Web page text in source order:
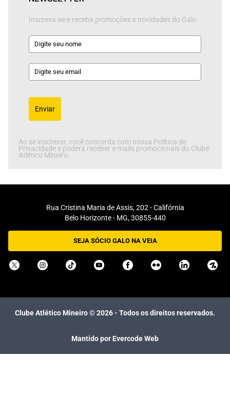
Inscreva-se e receba promoções e novidades do Galo
Enviar
Ao se inscrever, você concorda com nossa Política de
Privacidade e poderá receber e-mails promocionais do Clube
Atlético Mineiro.
Rua Cristina Maria de Assis, 202 - Califórnia
Belo Horizonte - MG, 30855-440
SEJA SÓCIO GALO NA VEIA
Clube Atlético Mineiro ©2026- Todos os direitos reservados.
Mantido por Evercode Web